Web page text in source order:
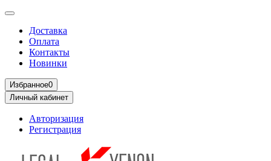
Доставка
Оплата
Контакты
Новинки
Избранное0
Личный кабинет
Авторизация
Регистрация